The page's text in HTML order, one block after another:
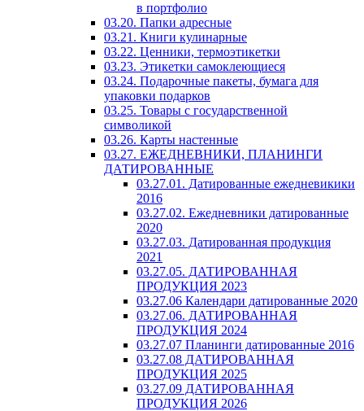
в портфолио
03.20. Папки адресные
03.21. Книги кулинарные
03.22. Ценники, термоэтикетки
03.23. Этикетки самоклеющиеся
03.24. Подарочные пакеты, бумага для
упаковки подарков
03.25. Товары с государственной
символикой
03.26. Карты настенные
03.27. ЕЖЕДНЕВНИКИ, ПЛАНИНГИ
ДАТИРОВАННЫЕ
03.27.01. Датированные ежедневикики
2016
03.27.02. Ежедневники датированные
2020
03.27.03. Датированная продукция
2021
03.27.05. ДАТИРОВАННАЯ
ПРОДУКЦИЯ 2023
03.27.06 Календари датированные 2020
03.27.06. ДАТИРОВАННАЯ
ПРОДУКЦИЯ 2024
03.27.07 Планинги датированные 2016
03.27.08 ДАТИРОВАННАЯ
ПРОДУКЦИЯ 2025
03.27.09 ДАТИРОВАННАЯ
ПРОДУКЦИЯ 2026